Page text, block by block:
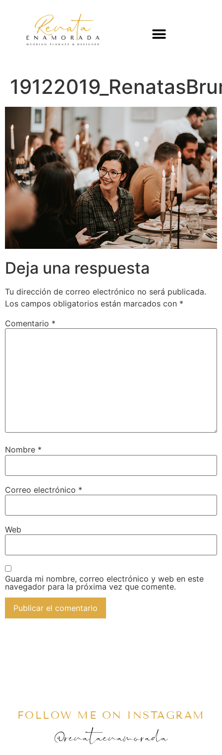
Deja una respuesta
Tu dirección de correo electrónico no será publicada.
Los campos obligatorios están marcados con *
Comentario *
Nombre *
Correo electrónico *
Web
Guarda mi nombre, correo electrónico y web en este
navegador para la próxima vez que comente.
FOLLOW ME ON INSTAGRAM
@renataenamorada